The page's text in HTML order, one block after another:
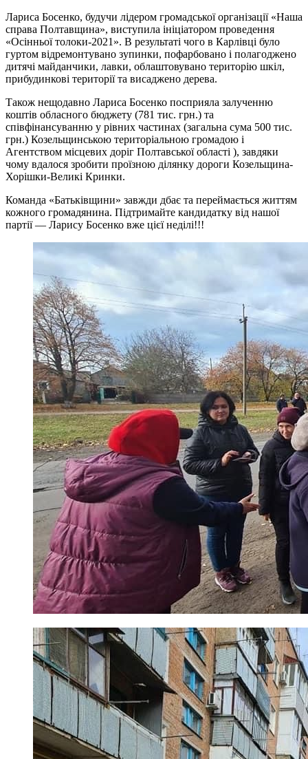
Лариса Босенко, будучи лідером громадської організації «Наша
справа Полтавщина», виступила ініціатором проведення
«Осінньої толоки-2021». В результаті чого в Карлівці було
гуртом відремонтувано зупинки, пофарбовано і полагоджено
дитячі майданчики, лавки, облаштовувано територію шкіл,
прибудинкові території та висаджено дерева.
Також нещодавно Лариса Босенко посприяла залученню
коштів обласного бюджету (781 тис. грн.) та
співфінансуванню у рівних частинах (загальна сума 500 тис.
грн.) Козельщинською територіальною громадою і
Агентством місцевих доріг Полтавської області ), завдяки
чому вдалося зробити проїзною ділянку дороги Козельщина-
Хорішки-Великі Кринки.
Команда «Батьківщини» завжди дбає та переймається життям
кожного громадянина. Підтримайте кандидатку від нашої
партії — Ларису Босенко вже цієї неділі!!!